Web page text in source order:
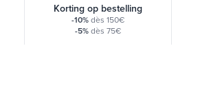
Korting op bestelling
-10%dès 150€
-5%dès 75€